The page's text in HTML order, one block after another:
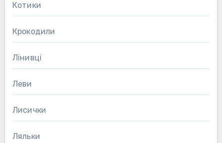
Котики
Крокодили
Лінивці
Леви
Лисички
Ляльки